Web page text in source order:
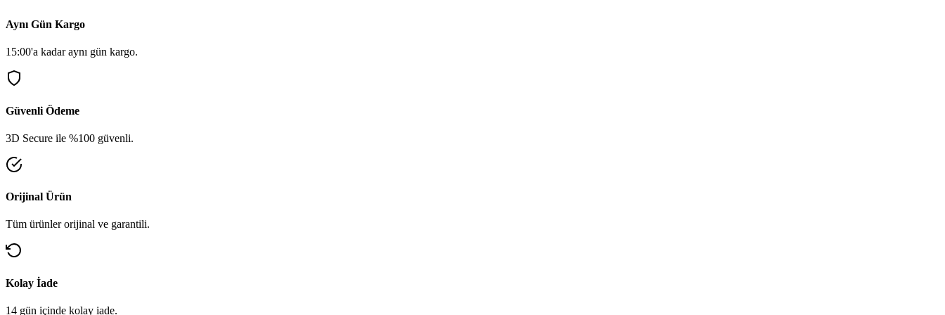
Aynı Gün Kargo
15:00'a kadar aynı gün kargo.
Güvenli Ödeme
3D Secure ile %100 güvenli.
Orijinal Ürün
Tüm ürünler orijinal ve garantili.
Kolay İade
14 gün içinde kolay iade.